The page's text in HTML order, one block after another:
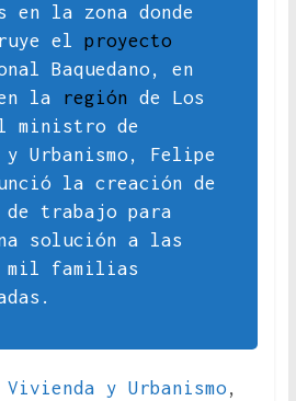
en la zona donde
el proyecto
Baquedano, en
la
región de Los
ministro de
y Urbanismo, Felipe
la creación de
de trabajo para
solución a las
mil familias
Vivienda y Urbanismo ,